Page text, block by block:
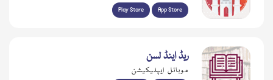
Play Store App Store
ریڈ اینڈ لسن
موبائل ایپلیکیشن